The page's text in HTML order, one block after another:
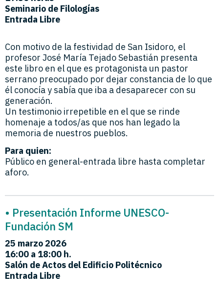
Seminario de Filologías
Entrada Libre
Con motivo de la festividad de San Isidoro, el
profesor José María Tejado Sebastián presenta
este libro en el que es protagonista un pastor
serrano preocupado por dejar constancia de lo que
él conocía y sabía que iba a desaparecer con su
generación.
Un testimonio irrepetible en el que se rinde
homenaje a todos/as que nos han legado la
memoria de nuestros pueblos.
Para quien:
Público en general-entrada libre hasta completar
aforo.
• Presentación Informe UNESCO-
Fundación SM
25 marzo 2026
16:00 a 18:00 h.
Salón de Actos del Edificio Politécnico
Entrada Libre